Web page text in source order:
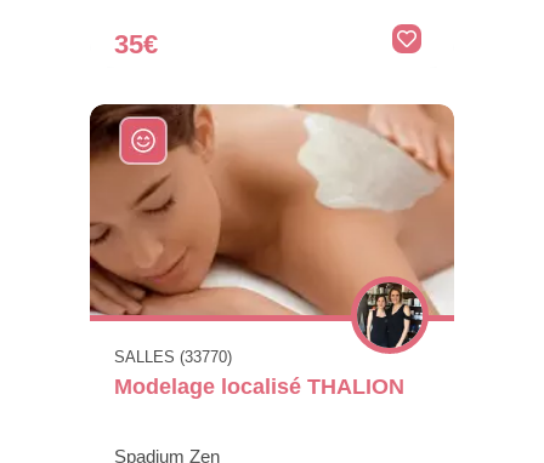
35€
SALLES (33770)
Modelage localisé THALION
Spadium Zen